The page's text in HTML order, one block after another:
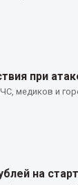
при
медиков и
на